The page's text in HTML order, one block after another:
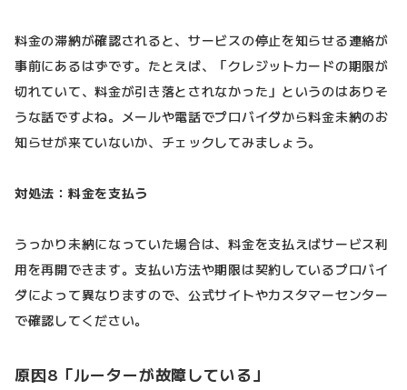
料金の滞納が確認されると、サービスの停止を知らせる連絡が
事前にあるはずです。たとえば、「クレジットカードの期限が
切れていて、料金が引き落とされなかった」というのはありそ
うな話ですよね。メールや電話でプロバイダから料金未納のお
知らせが来ていないか、チェックしてみましょう。
対処法：料金を支払う
うっかり未納になっていた場合は、料金を支払えばサービス利
用を再開できます。支払い方法や期限は契約しているプロバイ
ダによって異なりますので、公式サイトやカスタマーセンター
で確認してください。
原因8「ルーターが故障している」